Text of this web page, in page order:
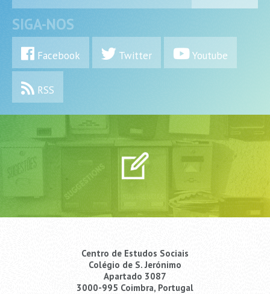
SIGA-NOS
Facebook Twitter Youtube
RSS
Centro de Estudos Sociais
Colégio de S. Jerónimo
Apartado 3087
3000-995 Coimbra, Portugal